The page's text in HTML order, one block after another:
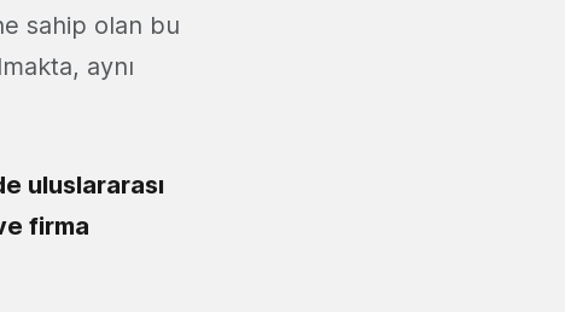
sahip olan bu
aynı
uluslararası
firma